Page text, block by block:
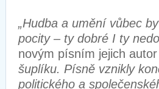
„Hudba a umění vůbec
pocity – ty dobré I ty
novým písním jejich autor
šuplíku. Písně vznikly
politického a